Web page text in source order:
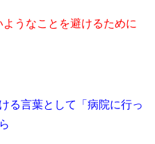
うなことを避けるために
る言葉として「病院に行っ